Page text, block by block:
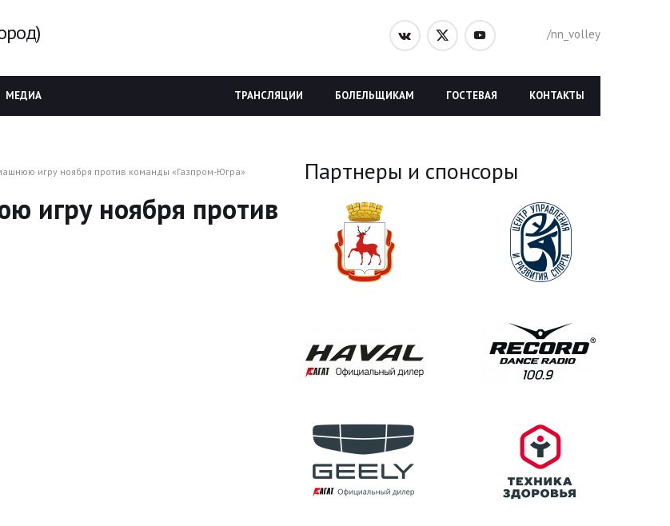
/nn_volley
МЕДИА КОНТАКТЫ
ГОСТЕВАЯ
БОЛЕЛЬЩИКАМ
ТРАНСЛЯЦИИ
игру ноября против команды «Газпром-Югра»
игру ноября против
Партнеры и спонсоры